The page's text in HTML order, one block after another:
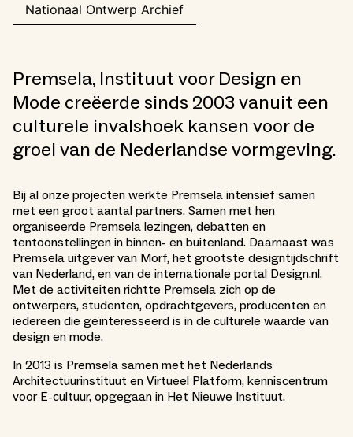
Nationaal Ontwerp Archief
Premsela, Instituut voor Design en
Mode creëerde sinds 2003 vanuit een
culturele invalshoek kansen voor de
groei van de Nederlandse vormgeving.
Bij al onze projecten werkte Premsela intensief samen
met een groot aantal partners. Samen met hen
organiseerde Premsela lezingen, debatten en
tentoonstellingen in binnen- en buitenland. Daarnaast was
Premsela uitgever van Morf, het grootste designtijdschrift
van Nederland, en van de internationale portal Design.nl.
Met de activiteiten richtte Premsela zich op de
ontwerpers, studenten, opdrachtgevers, producenten en
iedereen die geïnteresseerd is in de culturele waarde van
design en mode.
In 2013 is Premsela samen met het Nederlands
Architectuurinstituut en Virtueel Platform, kenniscentrum
voor E-cultuur, opgegaan in Het Nieuwe Instituut.